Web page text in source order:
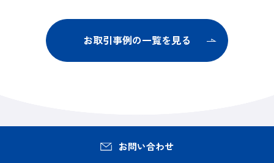
お問い合わせ
お取引事例の一覧を見る